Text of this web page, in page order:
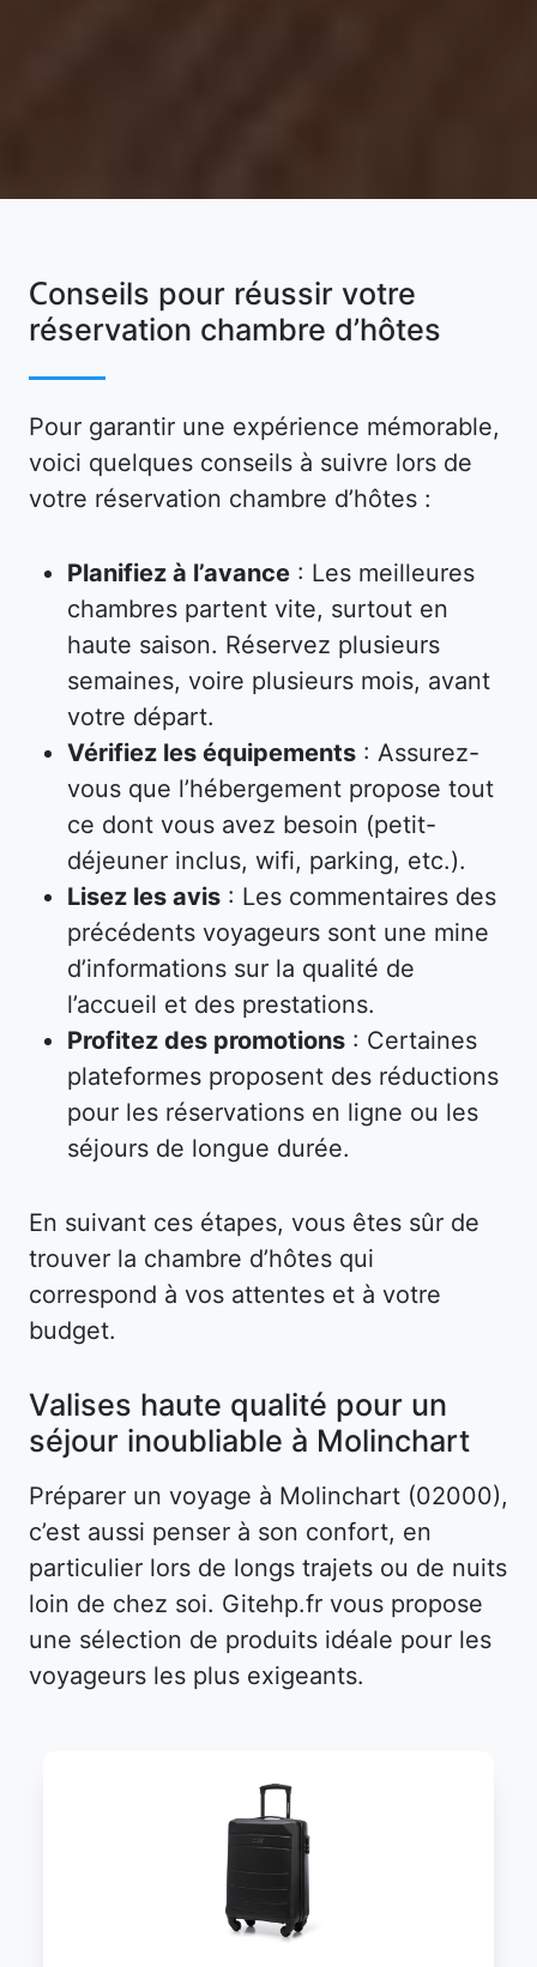
Conseils pour réussir votre
réservation chambre d’hôtes
Pour garantir une expérience mémorable,
voici quelques conseils à suivre lors de
votre réservation chambre d’hôtes :
Planifiez à l’avance : Les meilleures
chambres partent vite, surtout en
haute saison. Réservez plusieurs
semaines, voire plusieurs mois, avant
votre départ.
Vérifiez les équipements : Assurez-
vous que l’hébergement propose tout
ce dont vous avez besoin (petit-
déjeuner inclus, wifi, parking, etc.).
Lisez les avis : Les commentaires des
précédents voyageurs sont une mine
d’informations sur la qualité de
l’accueil et des prestations.
Profitez des promotions : Certaines
plateformes proposent des réductions
pour les réservations en ligne ou les
séjours de longue durée.
En suivant ces étapes, vous êtes sûr de
trouver la chambre d’hôtes qui
correspond à vos attentes et à votre
budget.
Valises haute qualité pour un
séjour inoubliable à Molinchart
Préparer un voyage à Molinchart (02000),
c’est aussi penser à son confort, en
particulier lors de longs trajets ou de nuits
loin de chez soi. Gitehp.fr vous propose
une sélection de produits idéale pour les
voyageurs les plus exigeants.